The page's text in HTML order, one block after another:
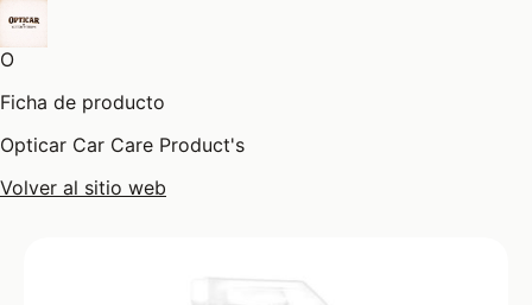
O
Ficha de producto
Opticar Car Care Product's
Volver al sitio web